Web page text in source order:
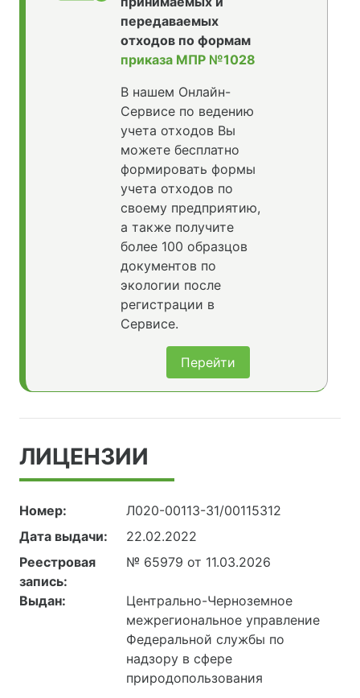
передаваемых
отходов по формам
приказа МПР №1028
В нашем Онлайн-
Сервисе по ведению
учета отходов Вы
можете бесплатно
формировать формы
учета отходов по
своему предприятию,
а также получите
более 100 образцов
документов по
экологии после
регистрации в
Сервисе.
Перейти
ЛИЦЕНЗИИ
Номер:
Л020-00113-31/00115312
Дата выдачи:
22.02.2022
Реестровая
запись:
№ 65979 от 11.03.2026
Выдан:
Центрально-Черноземное
межрегиональное управление
Федеральной службы по
надзору в сфере
природопользования